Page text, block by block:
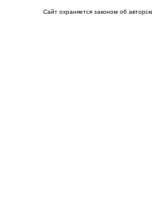
Сайт охраняется законом об